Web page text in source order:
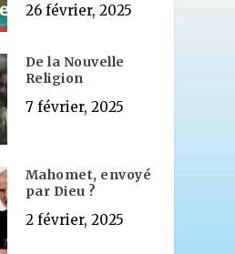
26 février, 2025
De la Nouvelle
Religion
7 février, 2025
Mahomet, envoyé
par Dieu ?
2 février, 2025